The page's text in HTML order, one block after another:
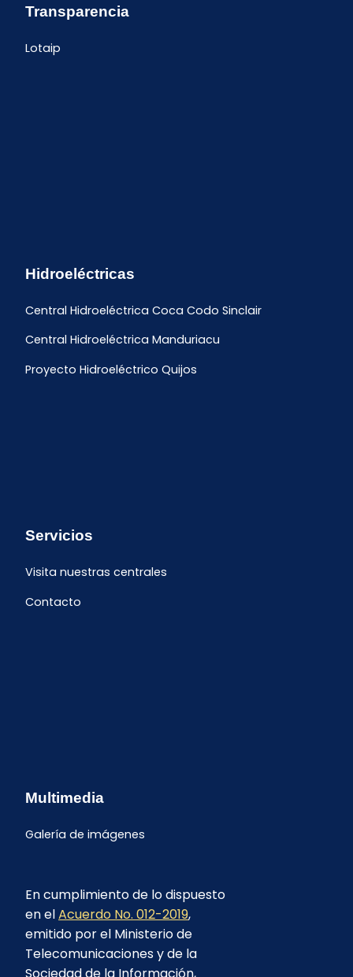
Transparencia
Lotaip
Hidroeléctricas
Central Hidroeléctrica Coca Codo Sinclair
Central Hidroeléctrica Manduriacu
Proyecto Hidroeléctrico Quijos
Servicios
Visita nuestras centrales
Contacto
Multimedia
Galería de imágenes
En cumplimiento de lo dispuesto
en elAcuerdo No. 012-2019,
emitido por el Ministerio de
Telecomunicaciones y de la